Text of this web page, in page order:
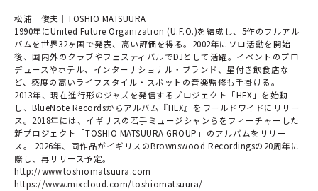
松浦 俊夫｜TOSHIO MATSUURA
1990年にUnited Future Organization (U.F.O.)を結成し、5作のフルアル
バムを世界32ヶ国で発表、高い評価を得る。2002年にソロ活動を開始
後、国内外のクラブやフェスティバルでDJとして活躍。イベントのプロ
デュースやホテル、インターナショナル・ブランド、星付き飲食店な
ど、感度の高いライフスタイル・スポットの音楽監修も手掛ける。
2013年、現在進行形のジャズを発信するプロジェクト「HEX」を始動
し、BlueNote Recordsからアルバム『HEX』をワールドワイドにリリー
ス。2018年には、イギリスの若手ミュージシャンらをフィーチャーした
新プロジェクト「TOSHIO MATSUURA GROUP」のアルバムをリリー
ス。 2026年、同作品がイギリスのBrownswood Recordingsの20周年に
際し、再リリース予定。
http://www.toshiomatsuura.com
https://www.mixcloud.com/toshiomatsuura/